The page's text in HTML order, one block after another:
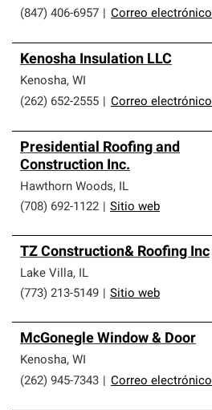
(847) 406-6957 Correo electrónico
Kenosha Insulation LLC
Kenosha, WI
(262) 652-2555
Correo electrónico
Presidential Roofing and
Construction Inc.
Hawthorn Woods, IL
(708) 692-1122
Sitio web
TZ Construction& Roofing Inc
Lake Villa, IL
(773) 213-5149
Sitio web
McGonegle Window & Door
Kenosha, WI
(262) 945-7343
Correo electrónico